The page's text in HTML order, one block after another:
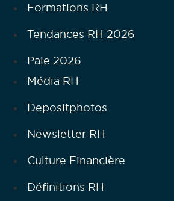
Formations RH
Tendances RH 2026
Paie 2026
Média RH
Depositphotos
Newsletter RH
Culture Financière
Définitions RH